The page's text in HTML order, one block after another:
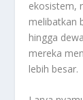
ekosistem,
melibatkan
hingga
mereka
lebih besar.